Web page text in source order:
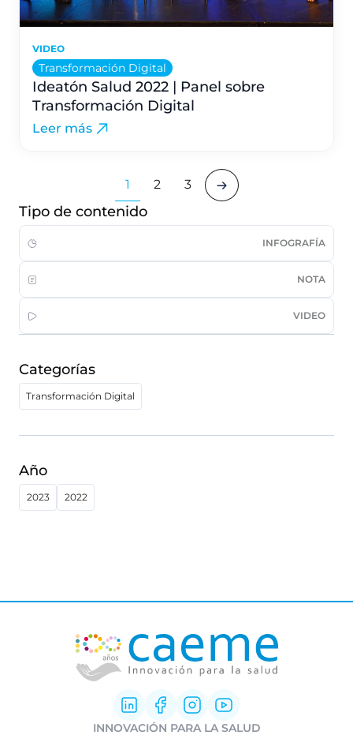
VIDEO
Transformación Digital
Ideatón Salud 2022 | Panel sobre
Transformación Digital
Leer más
1 2 3
Tipo de contenido
INFOGRAFÍA
NOTA
VIDEO
Categorías
Transformación Digital
Año
2023 2022
INNOVACIÓN PARA LA SALUD